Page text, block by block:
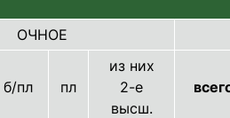
ОЧНОЕ
б/пл пл
из них
2-е
высш.